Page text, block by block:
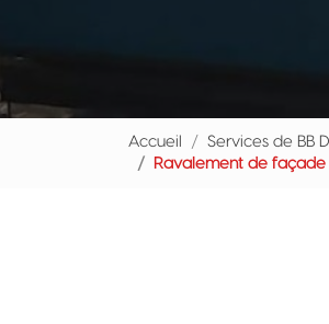
Accueil Services de BB
Ravalement de façade